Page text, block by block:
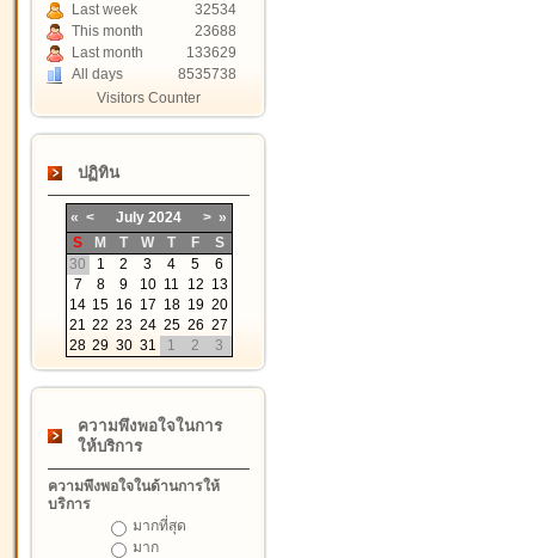
Last week
32534
This month
23688
Last month
133629
All days
8535738
Visitors Counter
ปฏิทิน
« < July 2024 > »
S
M T W T F
S
30
1 2 3 4 5
6
7
8 9 10 11 12 13
14 15 16 17 18 19 20
21 22 23 24 25 26 27
28 29 30 31 1 2 3
ความพึงพอใจในการ
ให้บริการ
ความพึงพอใจในด้านการให้
บริการ
มากที่สุด
มาก